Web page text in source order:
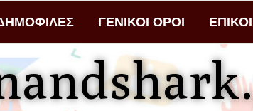
ΓΕΝΙΚΟΙ ΟΡΟΙ